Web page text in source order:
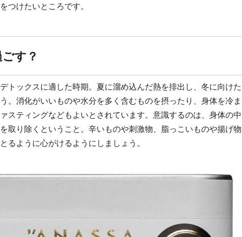
つけたいところです。
す？
トックスに適した時期。夏に溜め込んだ熱を排出し、冬に向けた
。消化がいいものや水分を多く含むものを摂ったり、身体を冷ま
スティングなどもよいとされています。意識するのは、身体の中
取り除くということ。辛いものや刺激物、脂っこいものや揚げ物
るように心がけるようにしましょう。